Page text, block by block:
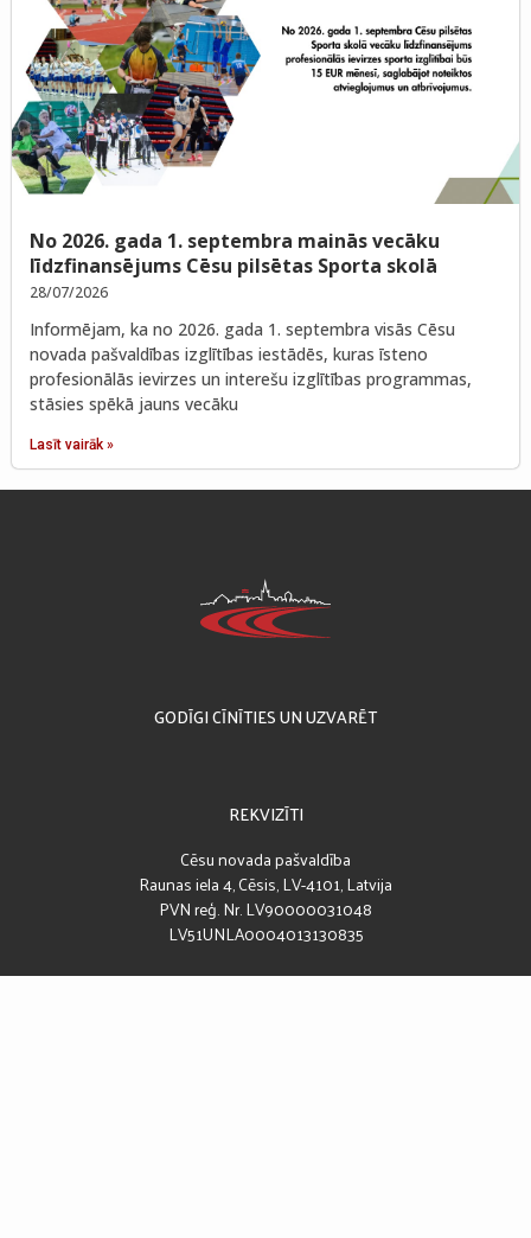
No 2026. gada 1. septembra mainās vecāku
līdzfinansējums Cēsu pilsētas Sporta skolā
28/07/2026
Informējam, ka no 2026. gada 1. septembra visās Cēsu
novada pašvaldības izglītības iestādēs, kuras īsteno
profesionālās ievirzes un interešu izglītības programmas,
stāsies spēkā jauns vecāku
Lasīt vairāk »
GODĪGI CĪNĪTIES UN UZVARĒT
REKVIZĪTI
Cēsu novada pašvaldība
Raunas iela 4, Cēsis, LV-4101, Latvija
PVN reģ. Nr. LV90000031048
LV51UNLA0004013130835